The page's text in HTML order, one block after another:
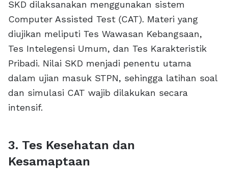
SKD dilaksanakan menggunakan sistem
Computer Assisted Test (CAT). Materi yang
diujikan meliputi Tes Wawasan Kebangsaan,
Tes Intelegensi Umum, dan Tes Karakteristik
Pribadi. Nilai SKD menjadi penentu utama
dalam ujian masuk STPN, sehingga latihan soal
dan simulasi CAT wajib dilakukan secara
intensif.
3. Tes Kesehatan dan
Kesamaptaan